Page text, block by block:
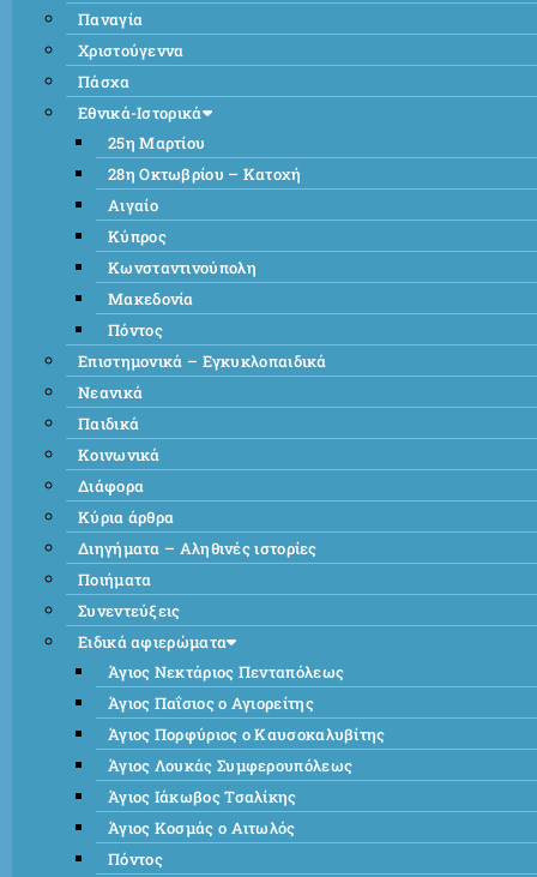
Παναγία
Χριστούγεννα
Πάσχα
Εθνικά-Ιστορικά
25η Μαρτίου
28η Οκτωβρίου – Κατοχή
Αιγαίο
Κύπρος
Κωνσταντινούπολη
Μακεδονία
Πόντος
Επιστημονικά – Εγκυκλοπαιδικά
Νεανικά
Παιδικά
Κοινωνικά
Διάφορα
Κύρια άρθρα
Διηγήματα – Αληθινές ιστορίες
Ποιήματα
Συνεντεύξεις
Ειδικά αφιερώματα
Άγιος Νεκτάριος Πενταπόλεως
Άγιος Παΐσιος ο Αγιορείτης
Άγιος Πορφύριος ο Καυσοκαλυβίτης
Άγιος Λουκάς Συμφερουπόλεως
Άγιος Ιάκωβος Τσαλίκης
Άγιος Κοσμάς ο Αιτωλός
Πόντος